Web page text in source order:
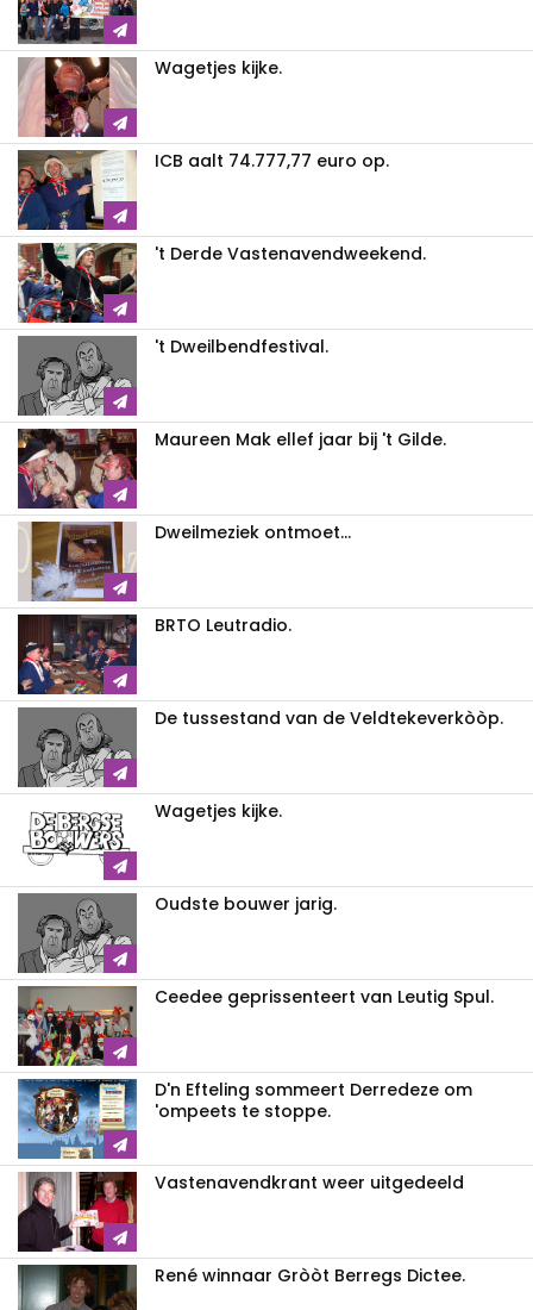
Wagetjes kijke.
ICB aalt 74.777,77 euro op.
't Derde Vastenavendweekend.
't Dweilbendfestival.
Maureen Mak ellef jaar bij 't Gilde.
Dweilmeziek ontmoet...
BRTO Leutradio.
De tussestand van de Veldtekeverkòòp.
Wagetjes kijke.
Oudste bouwer jarig.
Ceedee geprissenteert van Leutig Spul.
D'n Efteling sommeert Derredeze om
'ompeets te stoppe.
Vastenavendkrant weer uitgedeeld
René winnaar Gròòt Berregs Dictee.